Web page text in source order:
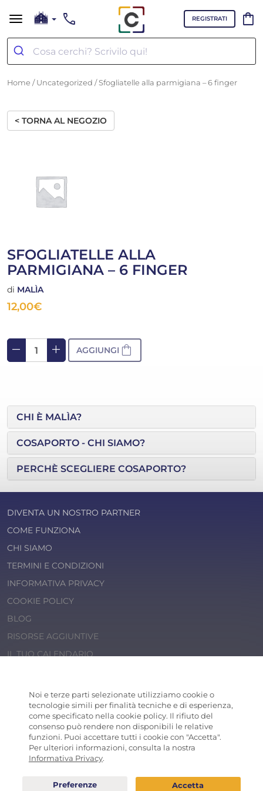
call REGISTRATI shopping_bag
Home / Uncategorized / Sfogliatelle alla parmigiana – 6 finger
< TORNA AL NEGOZIO
SFOGLIATELLE ALLA
PARMIGIANA – 6 FINGER
di MALÌA
12,00€
remove add AGGIUNGI shopping_bag
CHI È MALÌA?
COSAPORTO - CHI SIAMO?
PERCHÈ SCEGLIERE COSAPORTO?
DIVENTA UN NOSTRO PARTNER
COME FUNZIONA
CHI SIAMO
TERMINI E CONDIZIONI
INFORMATIVA PRIVACY
COOKIE POLICY
BLOG
RISORSE AGGIUNTIVE
IL TUO CALENDARIO
© 2026 Cosaporto S.r.l.P.IVA 14202471000
COSAPORTO ® is a registered trademark
Noi e terze parti selezionate utilizziamo cookie o
tecnologie simili per finalità tecniche e di esperienza,
come specificato nella cookie policy. Il rifiuto del
consenso può rendere non disponibili le relative
funzioni. Puoi accettare tutti i cookie con "Accetta".
Per ulteriori informazioni, consulta la nostra
Informativa Privacy.